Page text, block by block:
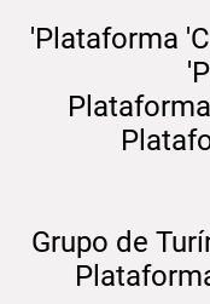
Plataforma
Grupo de